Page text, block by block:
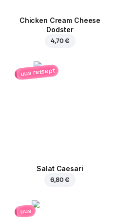
Chicken Cream Cheese
Dodster
4,70 €
uus retsept
Salat Caesari
6,80 €
uus